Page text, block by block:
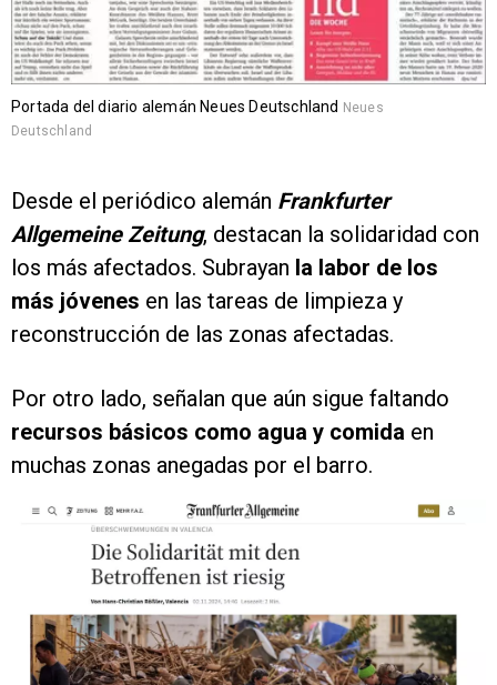
Portada del diario alemán Neues Deutschland Neues
Deutschland
Desde el periódico alemán Frankfurter
Allgemeine Zeitung, destacan la solidaridad con
los más afectados. Subrayan la labor de los
más jóvenes en las tareas de limpieza y
reconstrucción de las zonas afectadas.
Por otro lado, señalan que aún sigue faltando
recursos básicos como agua y comida en
muchas zonas anegadas por el barro.